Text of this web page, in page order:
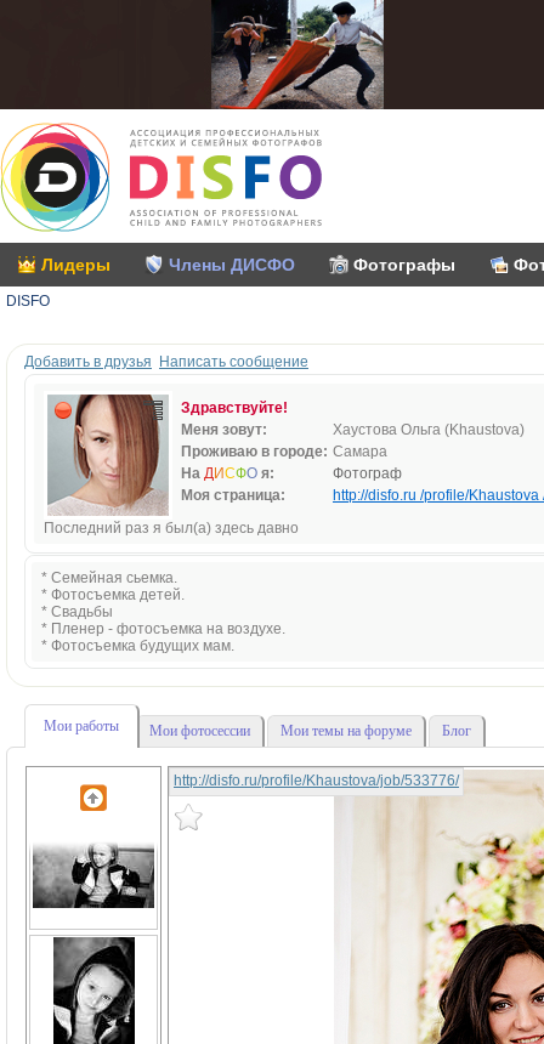
Лидеры Члены ДИСФО Фотографы
DISFO
Добавить в друзья Написать сообщение
Здравствуйте!
Меня зовут:
Хаустова Ольга (Khaustova)
Проживаю в городе: Самара
На ДИСФО я:
Фотограф
Моя страница:
http://disfo.ru /profile/Khaustova
Последний раз я был(а) здесь давно
* Семейная сьемка.
* Фотосъемка детей.
* Свадьбы
* Пленер - фотосъемка на воздухе.
* Фотосъемка будущих мам.
Мои работы Мои фотосессии Мои темы на форуме Блог
http://disfo.ru/profile/Khaustova/job/533776/